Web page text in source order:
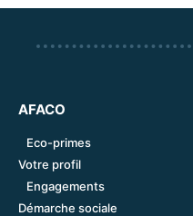
AFACO
Eco-primes
Votre profil
Engagements
Démarche sociale